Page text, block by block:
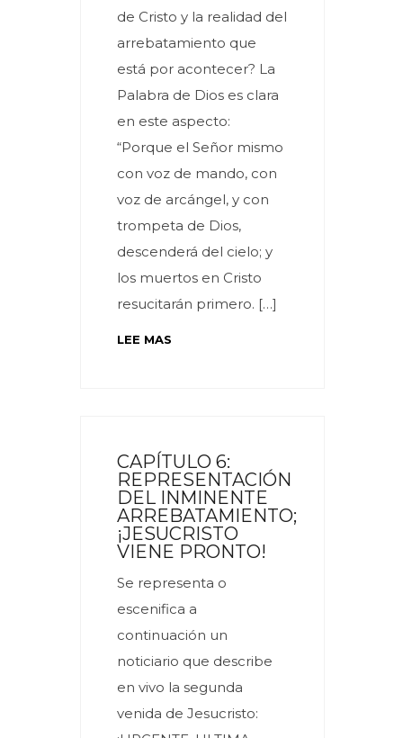
de Cristo y la realidad del
arrebatamiento que
está por acontecer? La
Palabra de Dios es clara
en este aspecto:
“Porque el Señor mismo
con voz de mando, con
voz de arcángel, y con
trompeta de Dios,
descenderá del cielo; y
los muertos en Cristo
resucitarán primero. […]
LEE MAS
CAPÍTULO 6:
REPRESENTACIÓN
DEL INMINENTE
ARREBATAMIENTO;
¡JESUCRISTO
VIENE PRONTO!
Se representa o
escenifica a
continuación un
noticiario que describe
en vivo la segunda
venida de Jesucristo: